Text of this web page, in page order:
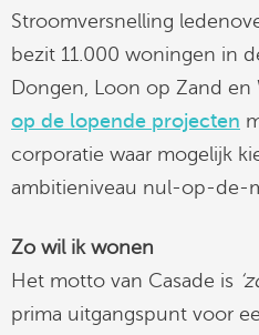
Stroomversnelling
op
linkedin
Stroomversnelling
bezit 11.000 woningen in
Dongen, Loon op Zand en
op de lopende projecten
corporatie waar mogelijk
ambitieniveau nul-op-de-
Zo wil ik wonen
Het motto van Casade is
prima uitgangspunt voor